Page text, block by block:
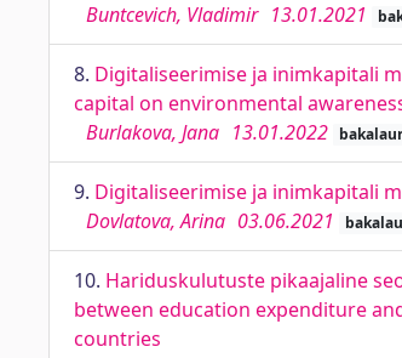
Buntcevich, Vladimir 13.01.2021
8. Digitaliseerimise ja inimkapitali
capital on environmental
Burlakova, Jana 13.01.2022
9. Digitaliseerimise ja inimkapitali
Dovlatova, Arina 03.06.2021
10. Hariduskulutuste pikaajaline
between education expenditure
countries